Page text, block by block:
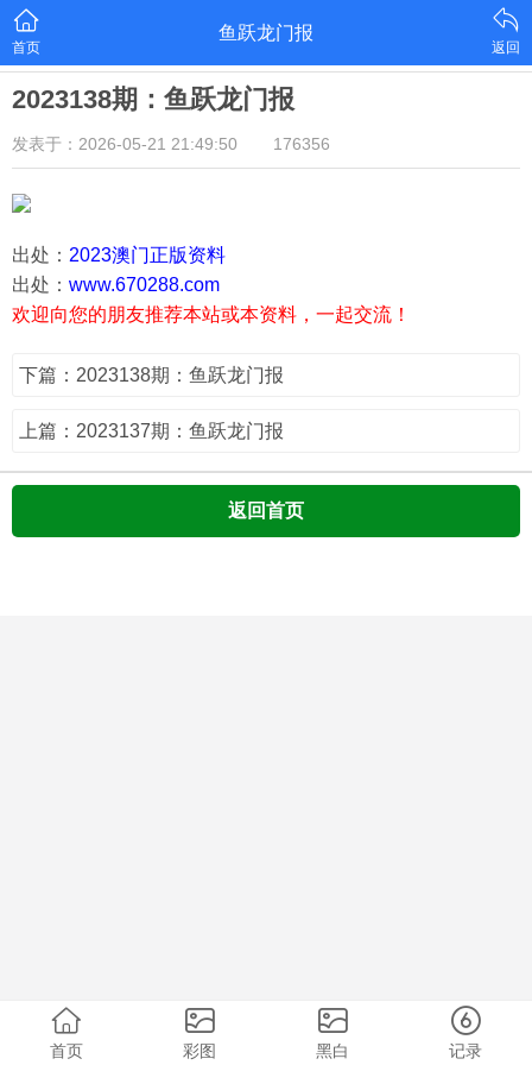
首页
鱼跃龙门报
返回
2023138期：鱼跃龙门报
发表于：2026-05-21 21:49:50 176356
出处： 2023澳门正版资料
出处： www.670288.com
欢迎向您的朋友推荐本站或本资料，一起交流！
下篇：2023138期：鱼跃龙门报
上篇：2023137期：鱼跃龙门报
返回首页
首页 彩图 黑白 记录